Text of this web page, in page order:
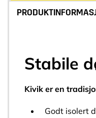
Stabile
Kivik er en
Godt isolert